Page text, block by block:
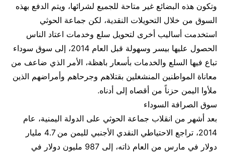
وتكون هذه البضائع غير متاحة للجميع لشرائها، ويتم الدفع بهذه
السوق من خلال التحويلات النقدية، لكن جماعة الحوثي
استخدمت أساليب أخرى لتحويل سلع وخدمات اعتاد الناس
الحصول عليها بيسر وسهولة قبل العام 2014، إلى سوق سوداء
تباع فيها السلع والخدمات بأسعار باهظة، الأمر الذي ضاعف من
معاناة المواطنين المنشغلين بقتلاهم وجرحاهم وأمراضهم الذين
ملأوا اليمن حزناً من أقصاه إلى أدناه.
سوق الصرافة السوداء
بعد أشهر من انقلاب جماعة الحوثي على الدولة اليمنية، عام
2014، تراجع الاحتياطي النقدي الأجنبي لليمن من 4.7 مليار
دولار في مارس من العام ذاته، إلى 987 مليون دولار في